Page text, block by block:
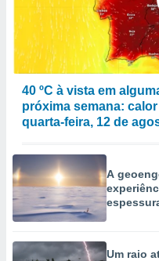
40 ºC à vista em
próxima semana:
quarta-feira, 12 de
A
Um raio